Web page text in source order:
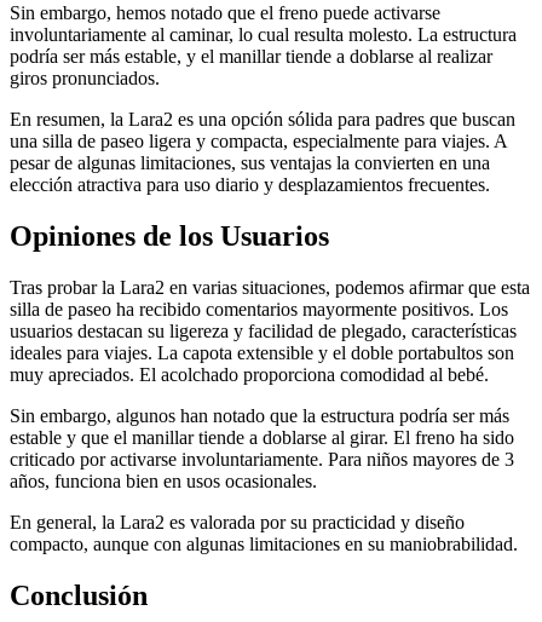
Sin embargo, hemos notado que el freno puede activarse
involuntariamente al caminar, lo cual resulta molesto. La estructura
podría ser más estable, y el manillar tiende a doblarse al realizar
giros pronunciados.
En resumen, la Lara2 es una opción sólida para padres que buscan
una silla de paseo ligera y compacta, especialmente para viajes. A
pesar de algunas limitaciones, sus ventajas la convierten en una
elección atractiva para uso diario y desplazamientos frecuentes.
Opiniones de los Usuarios
Tras probar la Lara2 en varias situaciones, podemos afirmar que esta
silla de paseo ha recibido comentarios mayormente positivos. Los
usuarios destacan su ligereza y facilidad de plegado, características
ideales para viajes. La capota extensible y el doble portabultos son
muy apreciados. El acolchado proporciona comodidad al bebé.
Sin embargo, algunos han notado que la estructura podría ser más
estable y que el manillar tiende a doblarse al girar. El freno ha sido
criticado por activarse involuntariamente. Para niños mayores de 3
años, funciona bien en usos ocasionales.
En general, la Lara2 es valorada por su practicidad y diseño
compacto, aunque con algunas limitaciones en su maniobrabilidad.
Conclusión